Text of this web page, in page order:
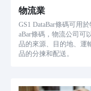
物流業
GS1 DataBar條碼可用
aBar條碼，物流公司可
品的來源、目的地、運
品的分揀和配送。